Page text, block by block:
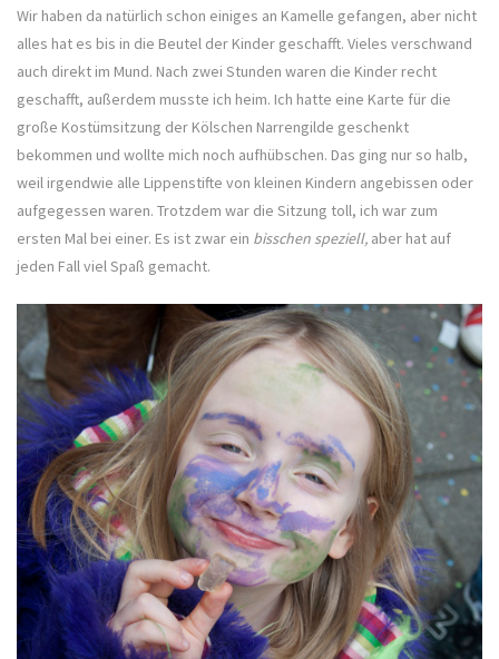
Wir haben da natürlich schon einiges an Kamelle gefangen, aber nicht
alles hat es bis in die Beutel der Kinder geschafft. Vieles verschwand
auch direkt im Mund. Nach zwei Stunden waren die Kinder recht
geschafft, außerdem musste ich heim. Ich hatte eine Karte für die
große Kostümsitzung der Kölschen Narrengilde geschenkt
bekommen und wollte mich noch aufhübschen. Das ging nur so halb,
weil irgendwie alle Lippenstifte von kleinen Kindern angebissen oder
aufgegessen waren. Trotzdem war die Sitzung toll, ich war zum
ersten Mal bei einer. Es ist zwar ein bisschen speziell, aber hat auf
jeden Fall viel Spaß gemacht.